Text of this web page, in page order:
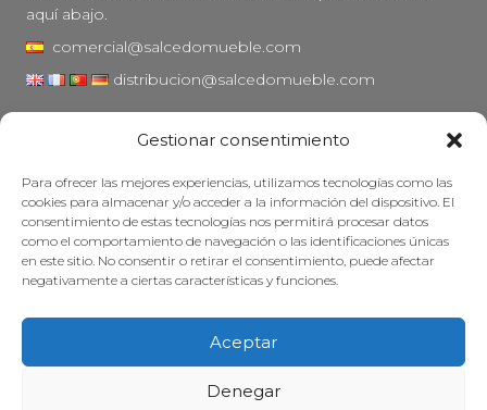
Gestionar consentimiento
Para ofrecer las mejores experiencias, utilizamos tecnologías como las
cookies para almacenar y/o acceder a la información del dispositivo. El
consentimiento de estas tecnologías nos permitirá procesar datos
como el comportamiento de navegación o las identificaciones únicas
en este sitio. No consentir o retirar el consentimiento, puede afectar
negativamente a ciertas características y funciones.
Aceptar
Denegar
aquí abajo.
comercial@salcedomueble.com
distribucion@salcedomueble.com
Aviso legal
Política de privacidad
Política de cookies
Mantener su mueble
Subvenciones